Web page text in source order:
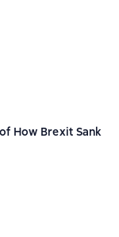
0 оценок
How Brexit Sank
0 оценок